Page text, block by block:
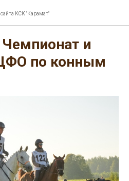
КСК "Карамат"
и
по конным